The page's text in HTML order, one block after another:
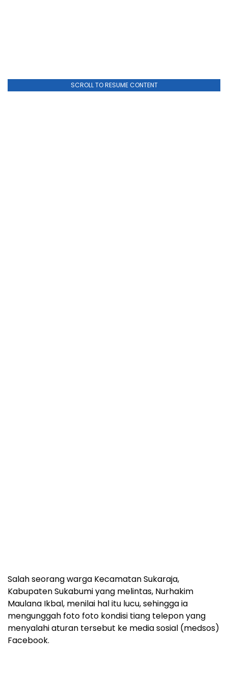
SCROLL TO RESUME CONTENT
Salah seorang warga Kecamatan Sukaraja,
Kabupaten Sukabumi yang melintas, Nurhakim
Maulana Ikbal, menilai hal itu lucu, sehingga ia
mengunggah foto foto kondisi tiang telepon yang
menyalahi aturan tersebut ke media sosial (medsos)
Facebook.